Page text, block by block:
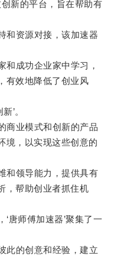
新的平台，旨在帮助有
资源对接，该加速器
成功企业家中学习，
有效地降低了创业风
’。
业模式和创新的产品
境，以实现这些创意的
领导能力，提供具有
，帮助创业者抓住机
师傅加速器’聚集了一
的创意和经验，建立